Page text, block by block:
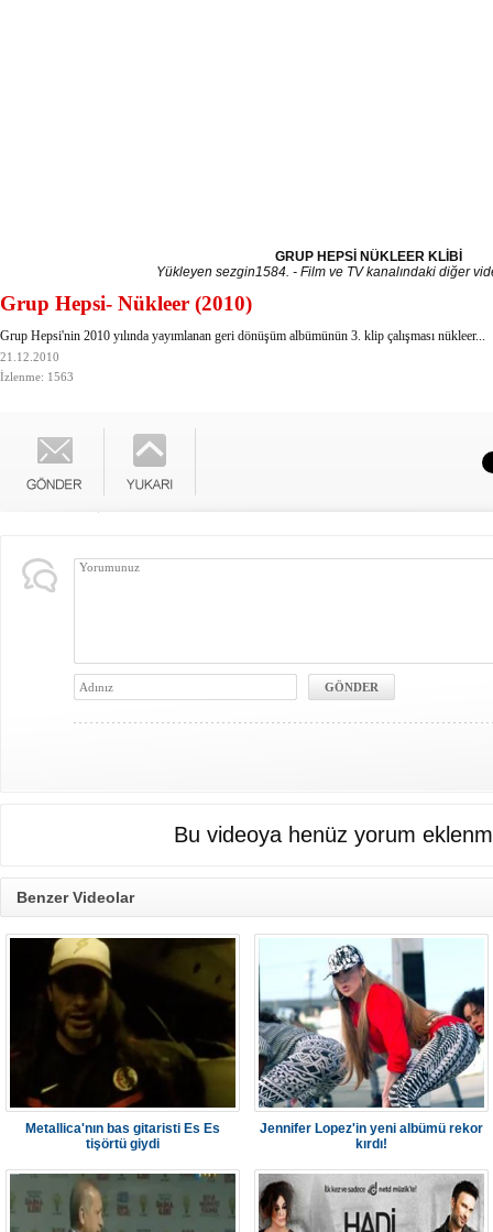
GRUP HEPSİ NÜKLEER KLİBİ
Yükleyensezgin1584. -Film ve TV kanalındaki diğer
Grup Hepsi- Nükleer (2010)
Grup Hepsi'nin 2010 yılında yayımlanan geri dönüşüm albümünün 3. klip çalışması nükleer...
21.12.2010
İzlenme: 1563
Bu videoya henüz yorum
Benzer Videolar
Metallica'nın bas gitaristi Es Es
tişörtü giydi
Jennifer Lopez'in yeni albümü rekor
kırdı!